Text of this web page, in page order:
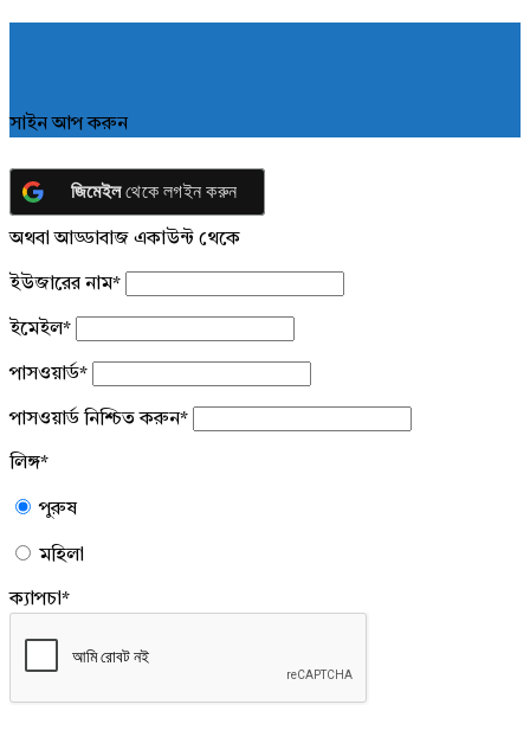
সাইন আপ করুন
জিমেইলথেকে লগইন করুন
অথবা আড্ডাবাজ একাউন্ট থেকে
ইউজারের নাম*
ইমেইল*
পাসওয়ার্ড*
পাসওয়ার্ড নিশ্চিত করুন*
লিঙ্গ*
পুরুষ
মহিলা
ক্যাপচা*